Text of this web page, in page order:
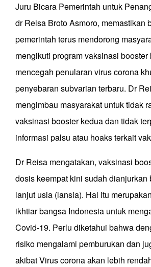
Juru Bicara Pemerintah untuk
dr Reisa Broto Asmoro, memastikan
pemerintah terus mendorong
mengikuti program vaksinasi booster
mencegah penularan virus corona
penyebaran subvarian terbaru. Dr
mengimbau masyarakat untuk tidak
vaksinasi booster kedua dan tidak
informasi palsu atau hoaks terkait
Dr Reisa mengatakan, vaksinasi
dosis keempat kini sudah dianjurkan
lanjut usia (lansia). Hal itu
ikhtiar bangsa Indonesia untuk
Covid-19. Perlu diketahui bahwa
risiko mengalami pemburukan dan
akibat Virus corona akan lebih